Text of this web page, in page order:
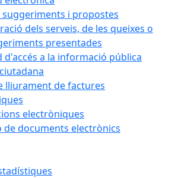
suggeriments i propostes
dels serveis, de les queixes o
presentades
d'accés a la informació pública
lliurament de factures
electròniques
de documents electrònics